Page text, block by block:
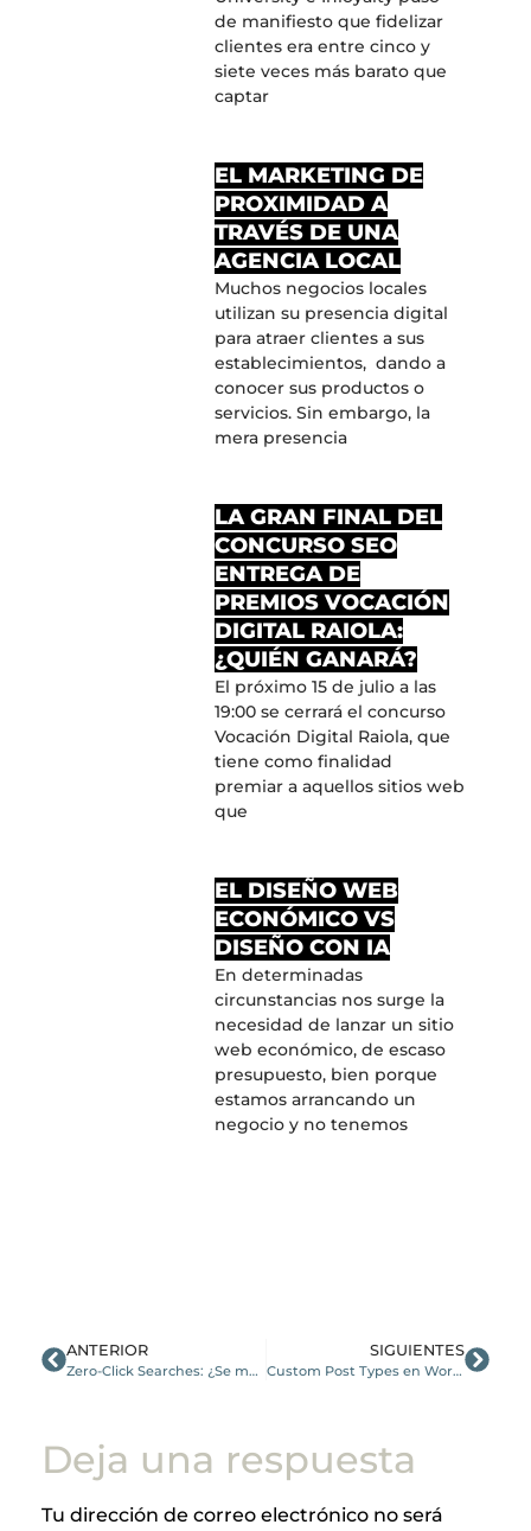
de manifiesto que fidelizar
clientes era entre cinco y
siete veces más barato que
captar
EL MARKETING DE
PROXIMIDAD A
TRAVÉS DE UNA
AGENCIA LOCAL
Muchos negocios locales
utilizan su presencia digital
para atraer clientes a sus
establecimientos, dando a
conocer sus productos o
servicios. Sin embargo, la
mera presencia
LA GRAN FINAL DEL
CONCURSO SEO
ENTREGA DE
PREMIOS VOCACIÓN
DIGITAL RAIOLA:
¿QUIÉN GANARÁ?
El próximo 15 de julio a las
19:00 se cerrará el concurso
Vocación Digital Raiola, que
tiene como finalidad
premiar a aquellos sitios web
que
EL DISEÑO WEB
ECONÓMICO VS
DISEÑO CON IA
En determinadas
circunstancias nos surge la
necesidad de lanzar un sitio
web económico, de escaso
presupuesto, bien porque
estamos arrancando un
negocio y no tenemos
ANTERIOR
Zero-Click Searches: ¿Se muere el SEO (otra vez)?
SIGUIENTES
Custom Post Types en WordPress
Deja una respuesta
Tu dirección de correo electrónico no será